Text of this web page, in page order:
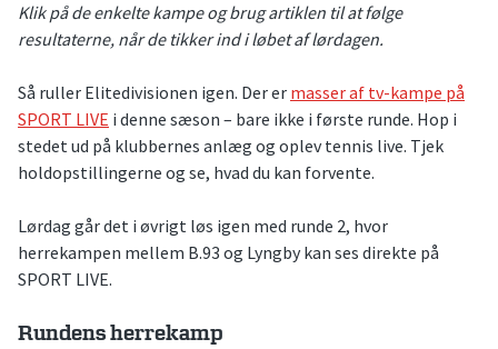
Klik på de enkelte kampe og brug artiklen til at følge
resultaterne, når de tikker ind i løbet af lørdagen.
Så ruller Elitedivisionen igen. Der er masser af tv-kampe på
SPORT LIVE i denne sæson – bare ikke i første runde. Hop i
stedet ud på klubbernes anlæg og oplev tennis live. Tjek
holdopstillingerne og se, hvad du kan forvente.
Lørdag går det i øvrigt løs igen med runde 2, hvor
herrekampen mellem B.93 og Lyngby kan ses direkte på
SPORT LIVE.
Rundens herrekamp